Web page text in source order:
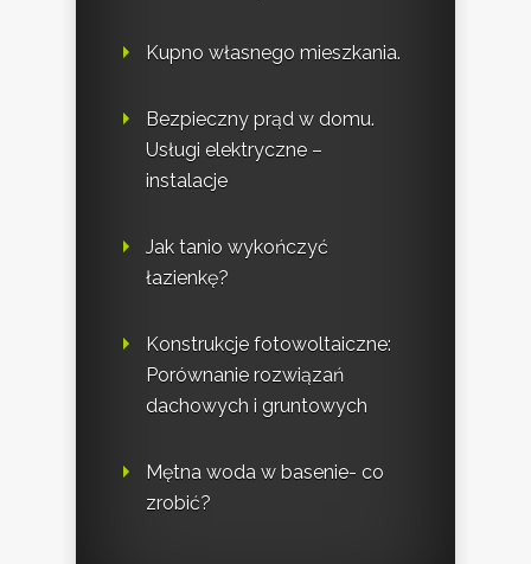
Kupno własnego mieszkania.
Bezpieczny prąd w domu.
Usługi elektryczne –
instalacje
Jak tanio wykończyć
łazienkę?
Konstrukcje fotowoltaiczne:
Porównanie rozwiązań
dachowych i gruntowych
Mętna woda w basenie- co
zrobić?